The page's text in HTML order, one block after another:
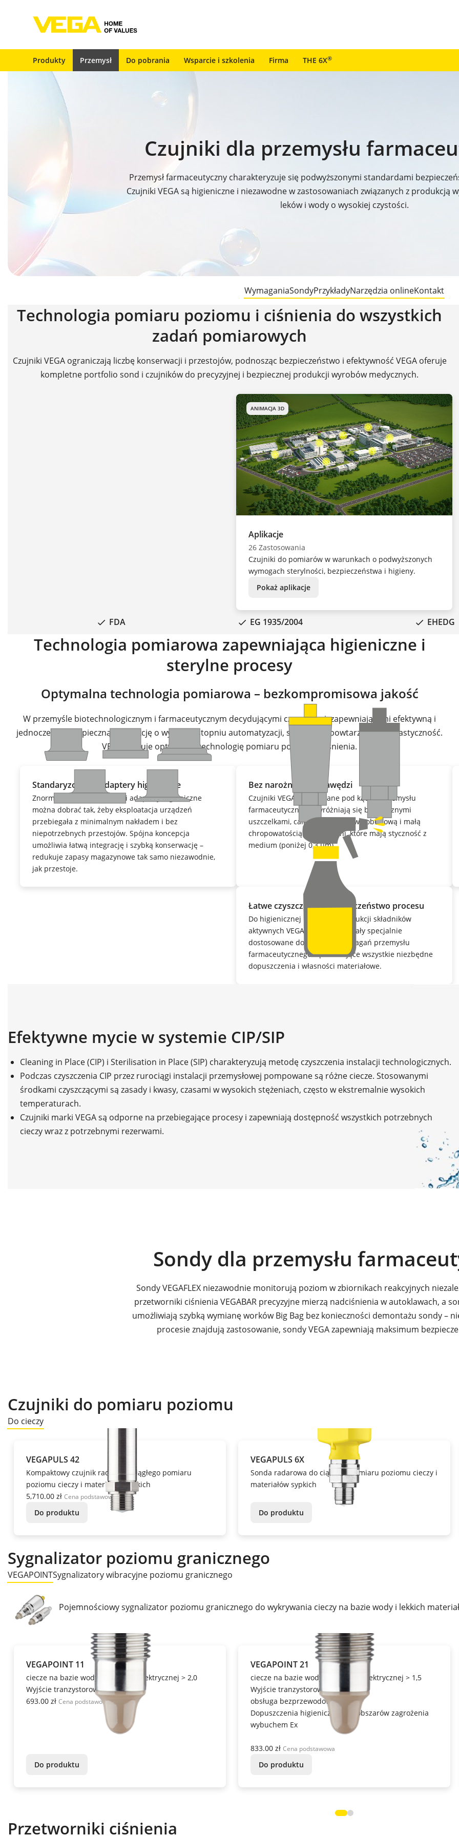
Produkty Przemysł Do pobrania Wsparcie i szkolenia Firma THE 6X®
Czujniki dla przemysłu
Przemysł farmaceutyczny charakteryzuje się podwyższonymi standardami
Czujniki VEGA są higieniczne i niezawodne w zastosowaniach związanych z produkcją
leków i wody o wysokiej czystości.
WymaganiaSondyPrzykładyNarzędzia onlineKontakt
Technologia pomiaru poziomu i ciśnienia do wszystkich
zadań pomiarowych
Czujniki VEGA ograniczają liczbę konserwacji i przestojów, podnosząc bezpieczeństwo i efektywność VEGA oferuje
kompletne portfolio sond i czujników do precyzyjnej i bezpiecznej produkcji wyrobów medycznych.
ANIMACJA 3D
Aplikacje
26 Zastosowania
Czujniki do pomiarów w warunkach o podwyższonych
wymogach sterylności, bezpieczeństwa i higieny.
Pokaż aplikacje
FDA EG 1935/2004 EHEDG
Technologia pomiarowa zapewniająca higieniczne i
sterylne procesy
Optymalna technologia pomiarowa – bezkompromisowa jakość
W przemyśle biotechnologicznym i farmaceutycznym decydującymi czynnikami, zapewniającymi efektywną i
jednocześnie bezpieczną produkcję o wysokim stopniu automatyzacji, są higiena, powtarzalność i elastyczność.
VEGA oferuje optymalną technologię pomiaru poziomu i ciśnienia.
Standaryzowane adaptery higieniczne
Znormalizowane przyłącza i adaptery higieniczne
można dobrać tak, żeby eksploatacja urządzeń
przebiegała z minimalnym nakładem i bez
niepotrzebnych przestojów. Spójna koncepcja
umożliwia łatwą integrację i szybką konserwację –
redukuje zapasy magazynowe tak samo niezawodnie,
jak przestoje.
Bez narożników i krawędzi
Czujniki VEGA opracowane pod kątem przemysłu
farmaceutycznego wyróżniają się bezpiecznymi
uszczelkami, całkowicie metalową obudową i małą
chropowatością powierzchni, które mają styczność z
medium (poniżej 0,3 µm).
Łatwe czyszczenie – bezpieczeństwo procesu
Do higienicznej i sterylnej produkcji składników
aktywnych VEGA oferuje materiały specjalnie
dostosowane do wysokich wymagań przemysłu
farmaceutycznego – posiadające wszystkie niezbędne
dopuszczenia i własności materiałowe.
Efektywne mycie w systemie CIP/SIP
Cleaning in Place (CIP) i Sterilisation in Place (SIP) charakteryzują metodę czyszczenia instalacji technologicznych.
Podczas czyszczenia CIP przez rurociągi instalacji przemysłowej pompowane są różne ciecze. Stosowanymi
środkami czyszczącymi są zasady i kwasy, czasami w wysokich stężeniach, często w ekstremalnie wysokich
temperaturach.
Czujniki marki VEGA są odporne na przebiegające procesy i zapewniają dostępność wszystkich potrzebnych
cieczy wraz z potrzebnymi rezerwami.
Sondy dla przemysłu
Sondy VEGAFLEX niezawodnie monitorują poziom w zbiornikach reakcyjnych
przetworniki ciśnienia VEGABAR precyzyjne mierzą nadciśnienia w autoklawach, a
umożliwiają szybką wymianę worków Big Bag bez konieczności demontażu sondy –
procesie znajdują zastosowanie, sondy VEGA zapewniają maksimum
Czujniki do pomiaru poziomu
Do cieczy
VEGAPULS 42
Kompaktowy czujnik radarowy ciągłego pomiaru
poziomu cieczy i materiałów sypkich
5,710.00 zł Cena podstawowa
Do produktu
VEGAPULS 6X
Sonda radarowa do ciągłego pomiaru poziomu cieczy i
materiałów sypkich
Do produktu
Sygnalizator poziomu granicznego
VEGAPOINTSygnalizatory wibracyjne poziomu granicznego
Pojemnościowy sygnalizator poziomu granicznego do wykrywania cieczy na bazie wody i lekkich
VEGAPOINT 11
ciecze na bazie wody od stałej dielektrycznej > 2,0
Wyjście tranzystorowe
693.00 zł Cena podstawowa
Do produktu
VEGAPOINT 21
ciecze na bazie wody od stałej dielektrycznej > 1,5
Wyjście tranzystorowe, IO-Link,
obsługa bezprzewodowa,
Dopuszczenia higieniczne i do obszarów zagrożenia
wybuchem Ex
833.00 zł Cena podstawowa
Do produktu
Przetworniki ciśnienia